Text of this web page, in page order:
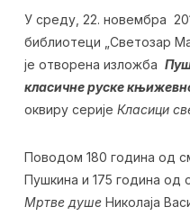
У среду, 22. новембра
библиотеци „Светозар
је отворена изложба
класичне руске
оквиру серије Класици
Поводом 180 година од
Пушкина и 175 година од
Мртве душе Николаја